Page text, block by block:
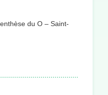
du O – Saint-